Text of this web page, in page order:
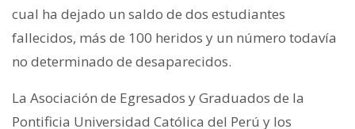
cual ha dejado un saldo de dos estudiantes
fallecidos, más de 100 heridos y un número todavía
no determinado de desaparecidos.
La Asociación de Egresados y Graduados de la
Pontificia Universidad Católica del Perú y los